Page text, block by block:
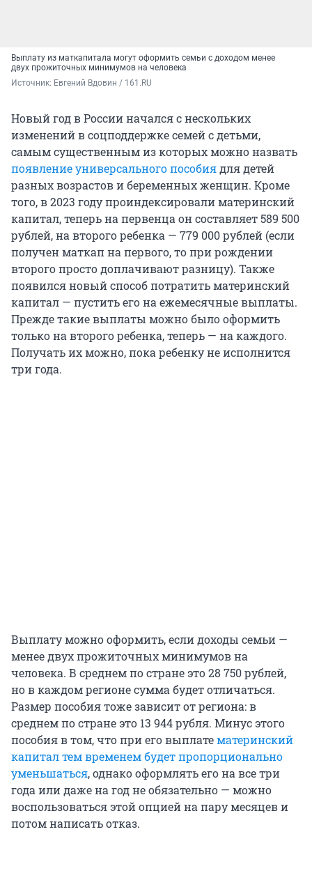
Выплату из маткапитала могут оформить семьи с доходом менее
двух прожиточных минимумов на человека
Источник: Евгений Вдовин / 161.RU
Новый год в России начался с нескольких
изменений в соцподдержке семей с детьми,
самым существенным из которых можно назвать
появление универсального пособиядля детей
разных возрастов и беременных женщин. Кроме
того, в 2023 году проиндексировали материнский
капитал, теперь на первенца он составляет 589 500
рублей, на второго ребенка — 779 000 рублей (если
получен маткап на первого, то при рождении
второго просто доплачивают разницу). Также
появился новый способ потратить материнский
капитал — пустить его на ежемесячные выплаты.
Прежде такие выплаты можно было оформить
только на второго ребенка, теперь — на каждого.
Получать их можно, пока ребенку не исполнится
три года.
Выплату можно оформить, если доходы семьи —
менее двух прожиточных минимумов на
человека. В среднем по стране это 28 750 рублей,
но в каждом регионе сумма будет отличаться.
Размер пособия тоже зависит от региона: в
среднем по стране это 13 944 рубля. Минус этого
пособия в том, что при его выплатематеринский
капитал тем временем будет пропорционально
уменьшаться, однако оформлять его на все три
года или даже на год не обязательно — можно
воспользоваться этой опцией на пару месяцев и
потом написать отказ.